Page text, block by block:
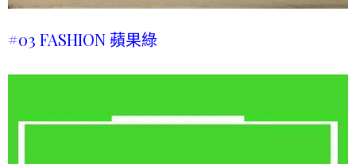
#03 FASHION 蘋果綠